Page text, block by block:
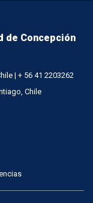
de Concepción
| + 56 41 2203262
Chile